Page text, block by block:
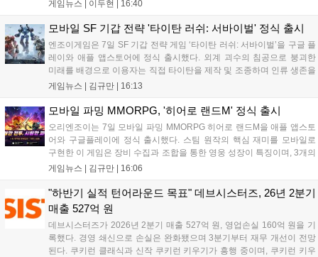
의 오만으로 균열이...
게임뉴스 | 이두현 16:40
모바일 SF 기갑 전략 '타이탄 러쉬: 서바이벌' 정식 출시
엔조이게임은 7일 SF 기갑 전략 게임 ‘타이탄 러쉬: 서바이벌’을 구글 플
레이와 애플 앱스토어에 정식 출시했다. 외계 괴수의 침공으로 붕괴한
미래를 배경으로 이용자는 직접 타이탄을 제작 및 조종하며 인류 생존을
위한 전투를 펼친다. 지휘관 모집, 피난처 운영, 연맹 협동 콘텐츠가 특징
지원 보상을 제공한다. 상세 내용은 공식 커뮤니티에서 확인 가능하다....
게임뉴스 | 김규만 | 16:13
모바일 파밍 MMORPG, '히어로 랜드M' 정식 출시
오리엔조이는 7일 모바일 파밍 MMORPG 히어로 랜드M을 애플 앱스토
어와 구글플레이에 정식 출시했다. 스팀 원작의 핵심 재미를 모바일로
구현한 이 게임은 장비 수집과 조합을 통한 영웅 성장이 특징이며, 3개의
무기 스킬을 활용한 전략적 전투와 길드전 등 다양한 콘텐츠를 제공한
혜택을 지급하며, 상세 내용은 공식 라운지에서 확인할 수 있다. 이용자
는 게임 접속 및 주요 콘텐츠 플레이를 통해 성장을 지원받을 수 있다....
게임뉴스 | 김규만 | 16:06
"하반기 실적 턴어라운드 목표" 데브시스터즈, 26년 2분기
매출 527억 원
데브시스터즈가 2026년 2분기 매출 527억 원, 영업손실 160억 원을 기
록했다. 경영 쇄신으로 손실은 완화됐으며 3분기부터 재무 개선이 전망
된다. 쿠키런 클래식과 신작 쿠키런 키우기가 흥행 중이며, 쿠키런 키우